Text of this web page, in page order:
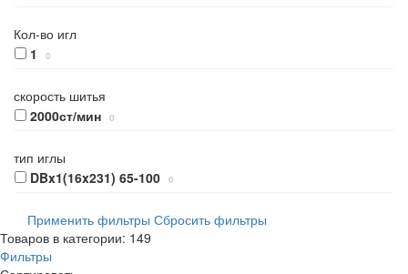
Кол-во игл
1
0
скорость шитья
2000ст/мин
0
тип иглы
DBx1(16x231) 65-100
0
Применить фильтры Сбросить фильтры
Товаров в категории: 149
Фильтры